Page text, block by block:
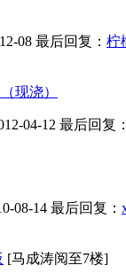
08 最后回复： 柠
现浇）
04-12 最后回复
08-14 最后回复：
[马成涛阅至7楼]